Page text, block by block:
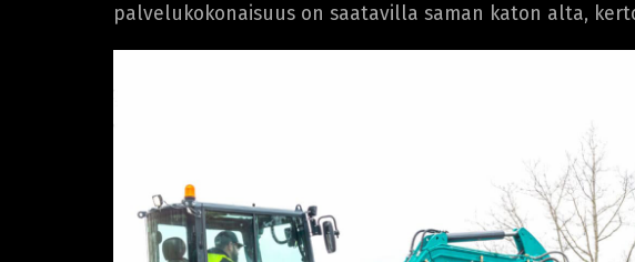
palvelukokonaisuus on saatavilla saman katon alta,